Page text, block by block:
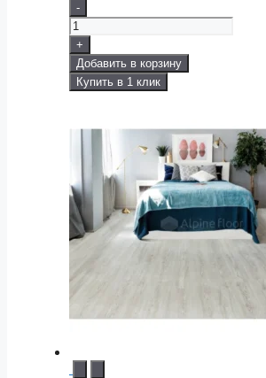
-
+
Добавить в корзину
Купить в 1 клик